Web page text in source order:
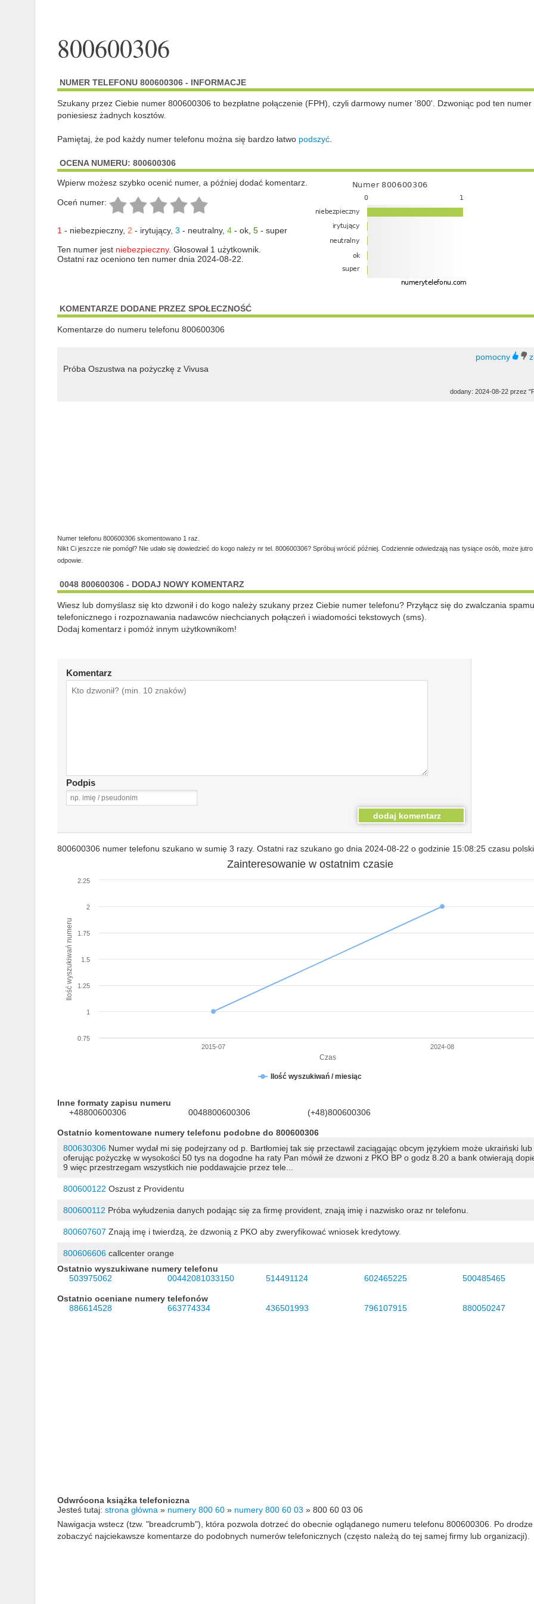
800600306
NUMER TELEFONU 800600306 - INFORMACJE
Szukany przez Ciebie numer 800600306 to bezpłatne połączenie (FPH), czyli darmowy numer '800'. Dzwoniąc pod ten numer
poniesiesz żadnych kosztów.
Pamiętaj, że pod każdy numer telefonu można się bardzo łatwo podszyć.
OCENA NUMERU: 800600306
Wpierw możesz szybko ocenić numer, a później dodać komentarz.
Oceń numer:
1- niebezpieczny, 2 - irytujący, 3 - neutralny, 4- ok, 5- super
Ten numer jest niebezpieczny. Głosował 1 użytkownik.
Ostatni raz oceniono ten numer dnia 2024-08-22.
KOMENTARZE DODANE PRZEZ SPOŁECZNOŚĆ
Komentarze do numeru telefonu 800600306
Próba Oszustwa na pożyczkę z Vivusa
dodany: 2024-08-22 przez
Numer telefonu 800600306 skomentowano 1 raz.
Nikt Ci jeszcze nie pomógł? Nie udało się dowiedzieć do kogo należy nr tel. 800600306? Spróbuj wrócić później. Codziennie odwiedzają nas tysiące osób, może
odpowie.
0048 800600306 - DODAJ NOWY KOMENTARZ
Wiesz lub domyślasz się kto dzwonił i do kogo należy szukany przez Ciebie numer telefonu? Przyłącz się do zwalczania spamu
telefonicznego i rozpoznawania nadawców niechcianych połączeń i wiadomości tekstowych (sms).
Dodaj komentarz i pomóż innym użytkownikom!
Komentarz
Podpis
800600306 numer telefonu szukano w sumię 3 razy. Ostatni raz szukano go dnia 2024-08-22 o godzinie 15:08:25 czasu
Czas
Ilość wyszukiwań numeru
Zainteresowanie w ostatnim czasie
Ilość wyszukiwań / miesiąc
2015-07 2024-08
0.75
1
1.25
1.5
1.75
2
2.25
Inne formaty zapisu numeru
+48800600306
0048800600306 (+48)800600306
Ostatnio komentowane numery telefonu podobne do 800600306
800630306Numer wydał mi się podejrzany od p. Bartłomiej tak się przectawil zaciągając obcym językiem może ukraiński
oferując pożyczkę w wysokości 50 tys na dogodne ha raty Pan mówił że dzwoni z PKO BP o godz 8.20 a bank otwierają
9 więc przestrzegam wszystkich nie poddawajcie przez tele...
800600122 Oszust z Providentu
800600112 Próba wyłudzenia danych podając się za firmę provident, znają imię i nazwisko oraz nr telefonu.
800607607 Znają imę i twierdzą, że dzwonią z PKO aby zweryfikować wniosek kredytowy.
800606606callcenter orange
Ostatnio wyszukiwane numery telefonu
503975062
00442081033150 514491124 602465225 500485465
Ostatnio oceniane numery telefonów
886614528
663774334 436501993 796107915 880050247
Odwrócona książka telefoniczna
Jesteś tutaj: strona główna » numery 800 60 » numery 800 60 03 » 800 60 03 06
Nawigacja wstecz (tzw. "breadcrumb"), która pozwola dotrzeć do obecnie oglądanego numeru telefonu 800600306. Po
zobaczyć najciekawsze komentarze do podobnych numerów telefonicznych (często należą do tej samej firmy lub organizacji).